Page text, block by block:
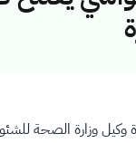
وكيل وزارة الصحة